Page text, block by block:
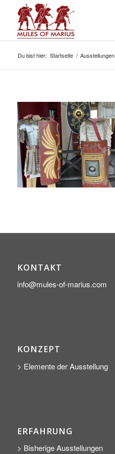
Du bist hier: Startseite / Ausstellungen
KONTAKT
info@mules-of-marius.com
KONZEPT
> Elemente der Ausstellung
ERFAHRUNG
> Bisherige Ausstellungen